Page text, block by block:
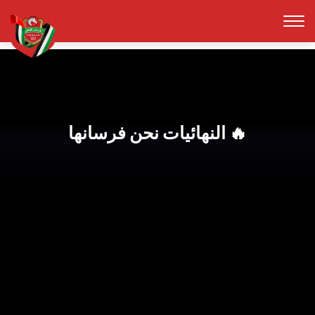
النهائيات نحن فرسانها 🔥